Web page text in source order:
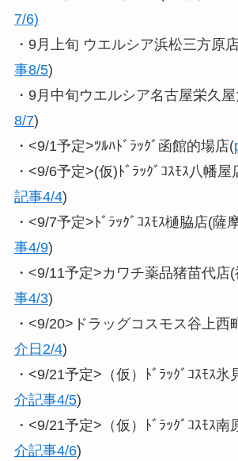
7/6)
・9月上旬 ウエルシア浜松三方原
事8/5)
・9月中旬ウエルシア名古屋栄久
8/7)
・<9/1予定>ﾂﾙﾊﾄﾞﾗｯｸﾞ函館的場店(
・<9/6予定>(仮)ﾄﾞﾗｯｸﾞｺｽﾓｽ八幡
記事4/4)
・<9/7予定>ﾄﾞﾗｯｸﾞｺｽﾓｽ樋脇店(薩
事4/9)
・<9/11予定>カワチ薬品猪苗代店
事4/3)
・<9/20>ドラッグコスモス谷上西
介日2/4)
・<9/21予定>（仮）ﾄﾞﾗｯｸﾞｺｽﾓｽ氷
介記事4/5)
・<9/21予定>（仮）ﾄﾞﾗｯｸﾞｺｽﾓｽ南
介記事4/6)